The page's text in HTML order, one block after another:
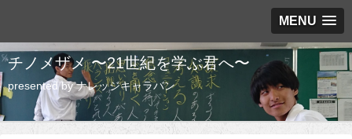
MENU
チノメザメ 〜21世紀を学ぶ君へ〜
presented by ナレッジキャラバン